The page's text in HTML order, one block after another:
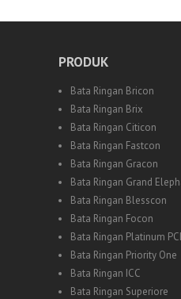
PRODUK
Bata Ringan Bricon
Bata Ringan Brix
Bata Ringan Citicon
Bata Ringan Fastcon
Bata Ringan Gracon
Bata Ringan Grand
Bata Ringan Blesscon
Bata Ringan Focon
Bata Ringan Platinum PCI
Bata Ringan Priority One
Bata Ringan ICC
Bata Ringan Superiore